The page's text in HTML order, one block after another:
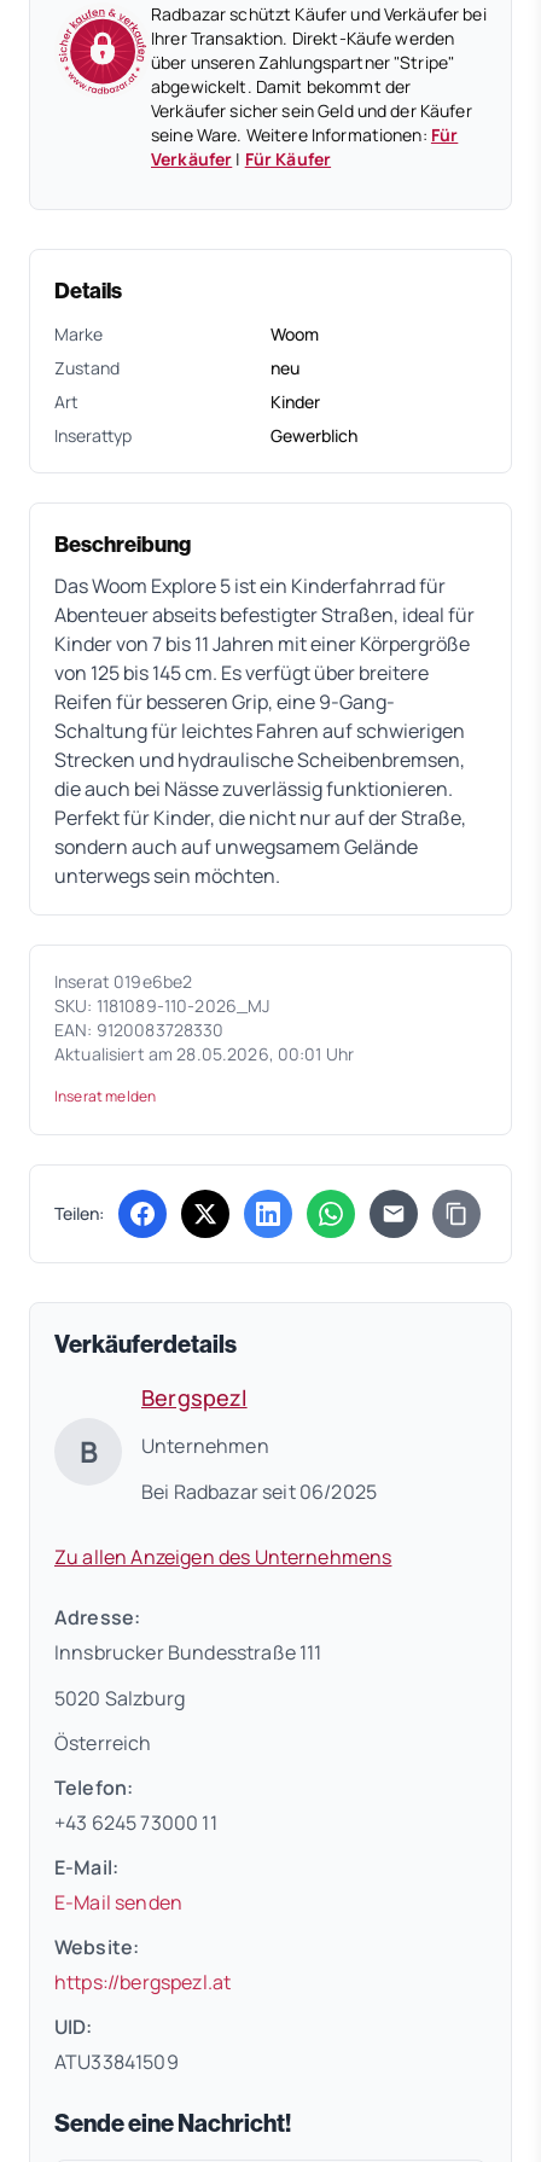
Radbazar schützt Käufer und Verkäufer bei
Ihrer Transaktion. Direkt-Käufe werden
über unseren Zahlungspartner "Stripe"
abgewickelt. Damit bekommt der
Verkäufer sicher sein Geld und der Käufer
seine Ware. Weitere Informationen: Für
Verkäufer | Für Käufer
Details
Marke
Woom
Zustand
neu
Art
Kinder
Inserattyp
Gewerblich
Beschreibung
Das Woom Explore 5 ist ein Kinderfahrrad für
Abenteuer abseits befestigter Straßen, ideal für
Kinder von 7 bis 11 Jahren mit einer Körpergröße
von 125 bis 145 cm. Es verfügt über breitere
Reifen für besseren Grip, eine 9-Gang-
Schaltung für leichtes Fahren auf schwierigen
Strecken und hydraulische Scheibenbremsen,
die auch bei Nässe zuverlässig funktionieren.
Perfekt für Kinder, die nicht nur auf der Straße,
sondern auch auf unwegsamem Gelände
unterwegs sein möchten.
Inserat 019e6be2
SKU: 1181089-110-2026_MJ
EAN: 9120083728330
Aktualisiert am 28.05.2026, 00:01 Uhr
Inserat melden
Teilen: (öffnet in neuem Tab)
(öffnet in neuem Tab)
(öffnet in neuem Tab)
(öffnet in neuem Tab)
Verkäuferdetails
B
Bergspezl
Unternehmen
Bei Radbazar seit 06/2025
Zu allen Anzeigen des Unternehmens
Adresse:
Innsbrucker Bundesstraße 111
5020 Salzburg
Österreich
Telefon:
+43 6245 73000 11
E-Mail:
E-Mail senden
Website:
https://bergspezl.at(öffnet in neuem Tab)
UID:
ATU33841509
Sende eine Nachricht!